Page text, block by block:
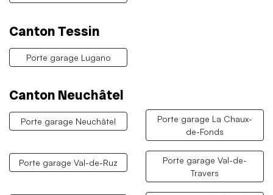
Canton Tessin
Porte garage Lugano
Canton Neuchâtel
Porte garage Neuchâtel
Porte garage La Chaux-
de-Fonds
Porte garage Val-de-Ruz
Porte garage Val-de-
Travers